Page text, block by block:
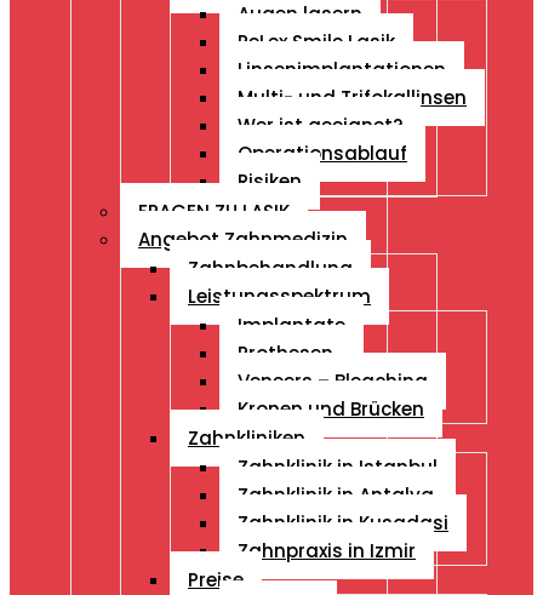
Augen lasern
ReLex Smile Lasik
Linsenimplantationen
Multi- und Trifokallinsen
Wer ist geeignet?
Operationsablauf
Risiken
FRAGEN ZU LASIK
Angebot Zahnmedizin
Zahnbehandlung
Leistungsspektrum
Implantate
Prothesen
Veneers – Bleaching
Kronen und Brücken
Zahnkliniken
Zahnklinik in Istanbul
Zahnklinik in Antalya
Zahnklinik in Kusadasi
Zahnpraxis in Izmir
Preise